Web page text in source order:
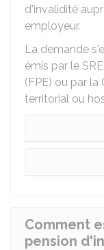
d'invalidité
employeur.
La demande
émis par le SRE
(FPE) ou par la
territorial ou
Comment
pension